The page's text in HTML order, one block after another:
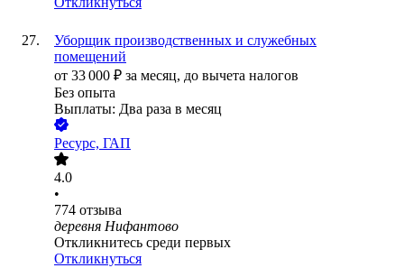
Уборщик производственных и служебных
помещений
от 33 000 ₽ за месяц, до вычета налогов
Без опыта
Выплаты: Два раза в месяц
Ресурс, ГАП
4.0
•
774 отзыва
деревня Нифантово
Откликнитесь среди первых
Откликнуться